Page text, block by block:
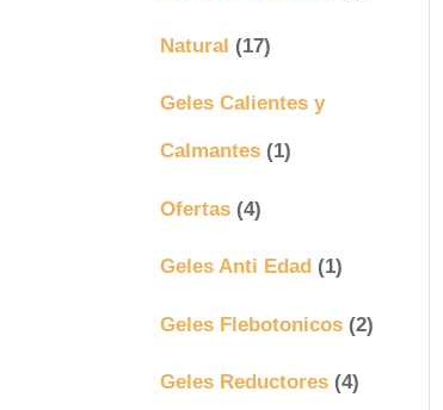
Natural (17)
Geles Calientes y
Calmantes (1)
Ofertas (4)
Geles Anti Edad (1)
Geles Flebotonicos (2)
Geles Reductores (4)